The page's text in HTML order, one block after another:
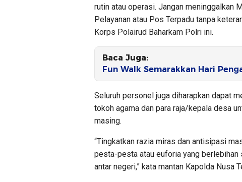
rutin atau operasi. Jangan meninggalkan
Pelayanan atau Pos Terpadu tanpa
Korps Polairud Baharkam Polri ini.
Baca Juga:
Fun Walk Semarakkan Hari
Seluruh personel juga diharapkan dapat
tokoh agama dan para raja/kepala desa
masing.
“Tingkatkan razia miras dan antisipasi
pesta-pesta atau euforia yang
antar negeri,” kata mantan Kapolda Nusa